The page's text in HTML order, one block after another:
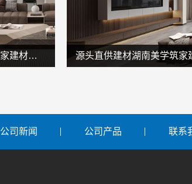
湖南本地装修湖南美学筑家建材商铺装修湖南美学筑家
公司新闻 公司产品 联系